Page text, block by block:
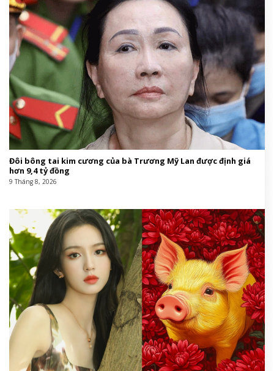
Đôi bông tai kim cương của bà Trương Mỹ Lan được định giá
hơn 9,4 tỷ đồng
9 Tháng 8, 2026